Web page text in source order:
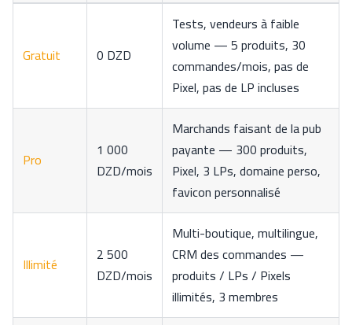
Gratuit 0 DZD
Tests, vendeurs à faible
volume — 5 produits, 30
commandes/mois, pas de
Pixel, pas de LP incluses
Pro
1 000
DZD/mois
Marchands faisant de la pub
payante — 300 produits,
Pixel, 3 LPs, domaine perso,
favicon personnalisé
Illimité
2 500
DZD/mois
Multi-boutique, multilingue,
CRM des commandes —
produits / LPs / Pixels
illimités, 3 membres